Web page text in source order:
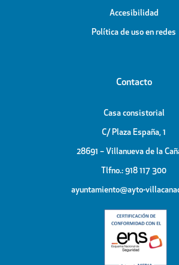
Accesibilidad
Política de uso en redes
Contacto
Casa consistorial
C/ Plaza España, 1
28691 – Villanueva de la
Tlfno.: 918 117 300
ayuntamiento@ayto-